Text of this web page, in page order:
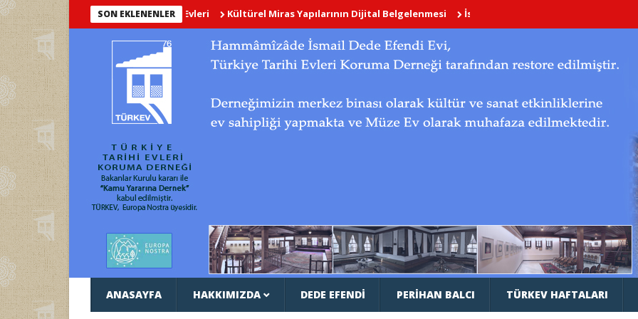
SON EKLENENLER
Kültürel Miras Yapılarının Dijital Belgelenmesi İstanbul’un Çok Dilli Kitabeleri Divriği Ulu Camii ve
ANASAYFA HAKKIMIZDA DEDE EFENDI PERIHAN BALCI TÜRKEV HAFTALARI